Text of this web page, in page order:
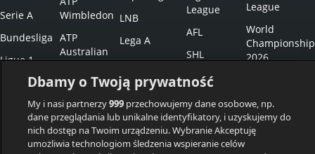
Serie A
Bundesliga
Ligue 1
Champions
Europa
League
Wimbledon
ATP
Australian
Open
WTA US
Open
WTA French
Open
LNB
Lega A
BBL
ACB
League
AFL
SHL
NPB
IPL
League
World
Championship
2026
Eredivisie
Esports
Dbamy o Twoją prywatność
My i nasi partnerzy999przechowujemy dane osobowe, np.
dane przeglądania lub unikalne identyfikatory, i uzyskujemy do
nich dostęp na Twoim urządzeniu. Wybranie Akceptuję
umożliwia technologiom śledzenia wspieranie celów